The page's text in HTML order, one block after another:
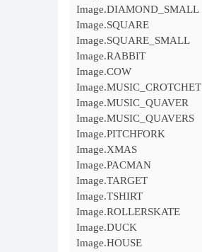
Image.DIAMOND_SMALL
Image.SQUARE
Image.SQUARE_SMALL
Image.RABBIT
Image.COW
Image.MUSIC_CROTCHET
Image.MUSIC_QUAVER
Image.MUSIC_QUAVERS
Image.PITCHFORK
Image.XMAS
Image.PACMAN
Image.TARGET
Image.TSHIRT
Image.ROLLERSKATE
Image.DUCK
Image.HOUSE